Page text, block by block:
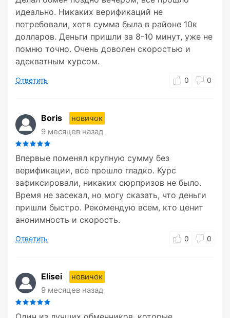
идеально. Никаких верификаций не
потребовали, хотя сумма была в районе 10к
долларов. Деньги пришли за 8-10 минут, уже не
помню точно. Очень доволен скоростью и
адекватным курсом.
Ответить 0 0
Boris
новичок
9 месяцев назад
Впервые поменял крупную сумму без
верификации, все прошло гладко. Курс
зафиксировали, никаких сюрпризов не было.
Время не засекал, но могу сказать, что деньги
пришли быстро. Рекомендую всем, кто ценит
анонимность и скорость.
Ответить 0 0
Elisei
новичок
9 месяцев назад